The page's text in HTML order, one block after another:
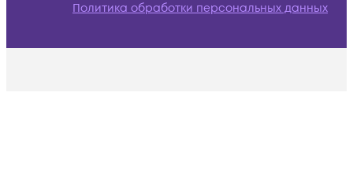
Политика обработки персональных данных